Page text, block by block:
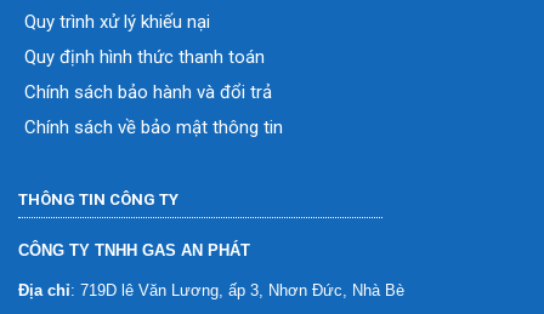
Quy trình xử lý khiếu nại
Quy định hình thức thanh toán
Chính sách bảo hành và đổi trả
Chính sách về bảo mật thông tin
THÔNG TIN CÔNG TY
CÔNG TY TNHH GAS AN PHÁT
Địa chỉ: 719D lê Văn Lương, ấp 3, Nhơn Đức, Nhà Bè